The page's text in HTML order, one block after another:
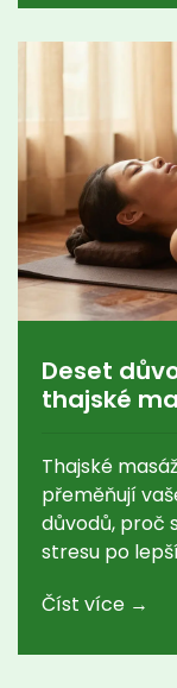
Deset
thajské
Thajské
přeměňují
důvodů, proč
stresu po
Číst více →